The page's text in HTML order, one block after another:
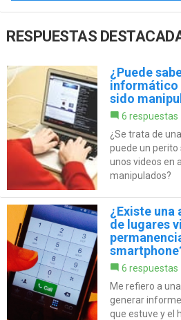
RESPUESTAS
¿Puede
informático
sido
6 respuestas
¿Se trata de
puede un perito
unos videos en
manipulados?
¿Existe una
de lugares
6 respuestas
Me refiero a
generar
que estuve y el